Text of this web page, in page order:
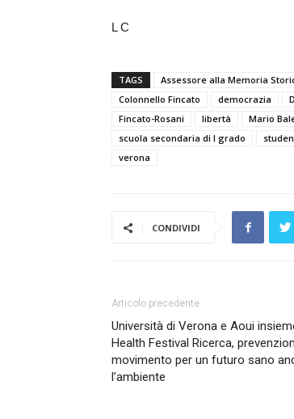
L C
TAGS Assessore alla Memoria
Colonnello Fincato
democrazia
Fincato-Rosani
libertà Mario
scuola secondaria di I grado
verona
CONDIVIDI
Articolo precedente
Università di Verona e Aoui
Health Festival Ricerca,
movimento per un futuro sano
l’ambiente